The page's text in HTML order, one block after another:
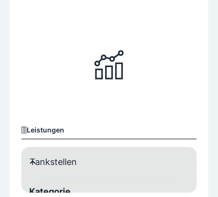
Leistungen
Tankstellen
Kategorie